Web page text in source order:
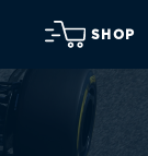
SHOP